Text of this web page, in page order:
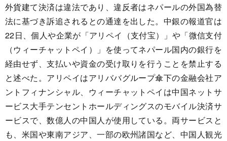
外貨建て決済は違法であり、違反者はネパールの外国為替
法に基づき訴追されるとの通達を出した。中銀の報道官は
22日、個人や企業が「アリペイ（支付宝）」や「微信支付
（ウィーチャットペイ）」を使ってネパール国内の銀行を
経由せず、支払いや資金の受け取りを行うことを禁止する
と述べた。アリペイはアリババグループ傘下の金融会社ア
ントフィナンシャル、ウィーチャットペイは中国ネットサ
ービス大手テンセントホールディングスのモバイル決済サ
ービスで、数億人の中国人が使用している。両サービスと
も、米国や東南アジア、一部の欧州諸国など、中国人観光